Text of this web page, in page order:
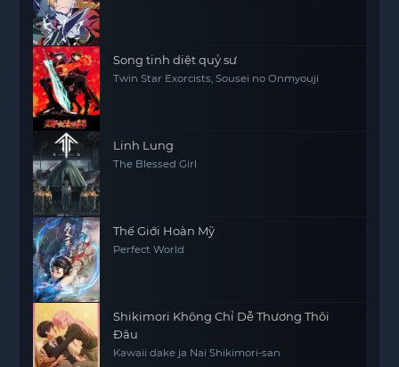
Song tinh diệt quỷ sư
Twin Star Exorcists, Sousei no Onmyouji
Linh Lung
The Blessed Girl
Thế Giới Hoàn Mỹ
Perfect World
Shikimori Không Chỉ Dễ Thương Thôi
Đâu
Kawaii dake ja Nai Shikimori-san